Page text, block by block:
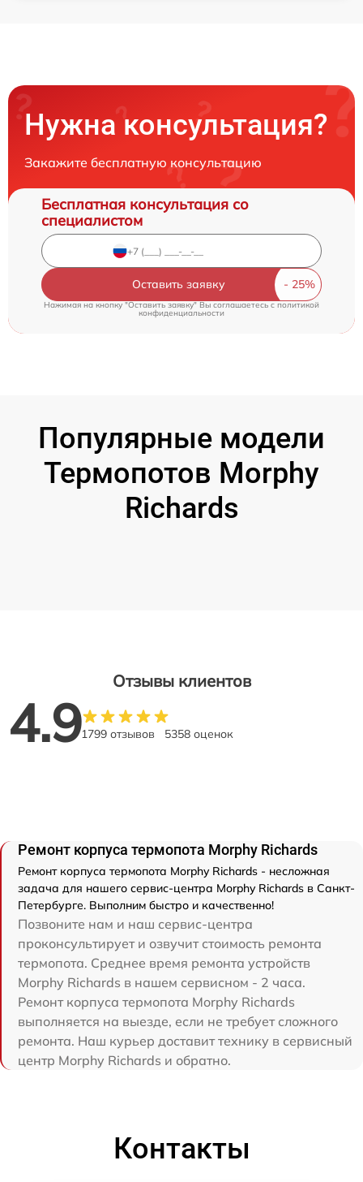
Нужна консультация?
Закажите бесплатную консультацию
Бесплатная консультация со
специалистом
Оставить заявку
Нажимая на кнопку "Оставить заявку" Вы соглашаетесь cполитикой
конфиденциальности
Популярные модели
Термопотов Morphy
Richards
Отзывы клиентов
4.91799 отзывов 5358 оценок
Ремонт корпуса термопота Morphy Richards
Ремонт корпуса термопота Morphy Richards - несложная
задача для нашего сервис-центра Morphy Richards в Санкт-
Петербурге. Выполним быстро и качественно!
Позвоните нам и наш сервис-центра
проконсультирует и озвучит стоимость ремонта
термопота. Среднее время ремонта устройств
Morphy Richards в нашем сервисном - 2 часа.
Ремонт корпуса термопота Morphy Richards
выполняется на выезде, если не требует сложного
ремонта. Наш курьер доставит технику в сервисный
центр Morphy Richards и обратно.
Контакты